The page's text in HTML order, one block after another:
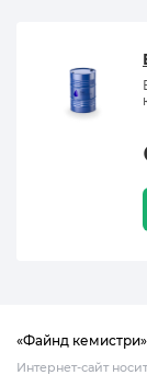
«Файнд
Интернет-сайт